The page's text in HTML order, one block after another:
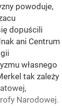
powoduje,
dopuścili
ani Centrum
własnego
tak zależy
Narodowej.